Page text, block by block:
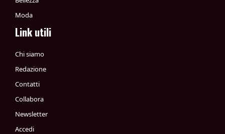
Moda
Link utili
Chi siamo
Redazione
Contatti
Collabora
Newsletter
Accedi